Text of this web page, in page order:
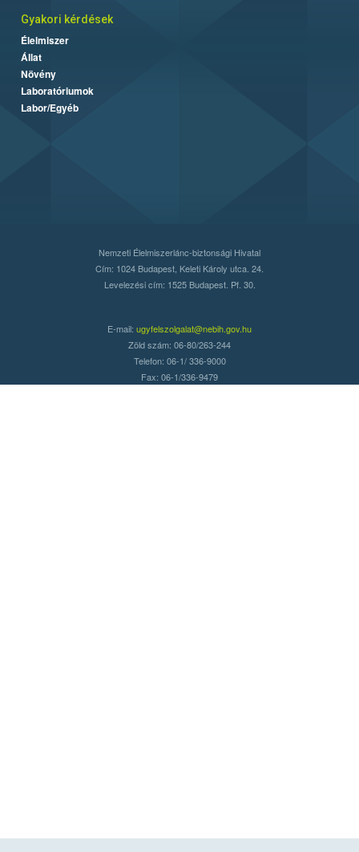
Gyakori kérdések
Élelmiszer
Állat
Növény
Laboratóriumok
Labor/Egyéb
Nemzeti Élelmiszerlánc-biztonsági Hivatal
Cím: 1024 Budapest, Keleti Károly utca. 24.
Levelezési cím: 1525 Budapest. Pf. 30.
E-mail: ugyfelszolgalat@nebih.gov.hu
Zöld szám: 06-80/263-244
Telefon: 06-1/ 336-9000
Fax: 06-1/336-9479